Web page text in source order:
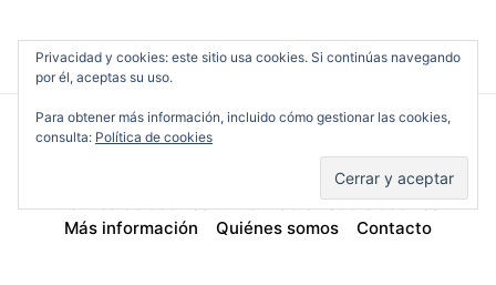
Política de cookies
Información sobre cookies
Más información
Quiénes somos Contacto
Privacidad y cookies: este sitio usa cookies. Si continúas navegando
por él, aceptas su uso.
Para obtener más información, incluido cómo gestionar las cookies,
consulta: Política de cookies